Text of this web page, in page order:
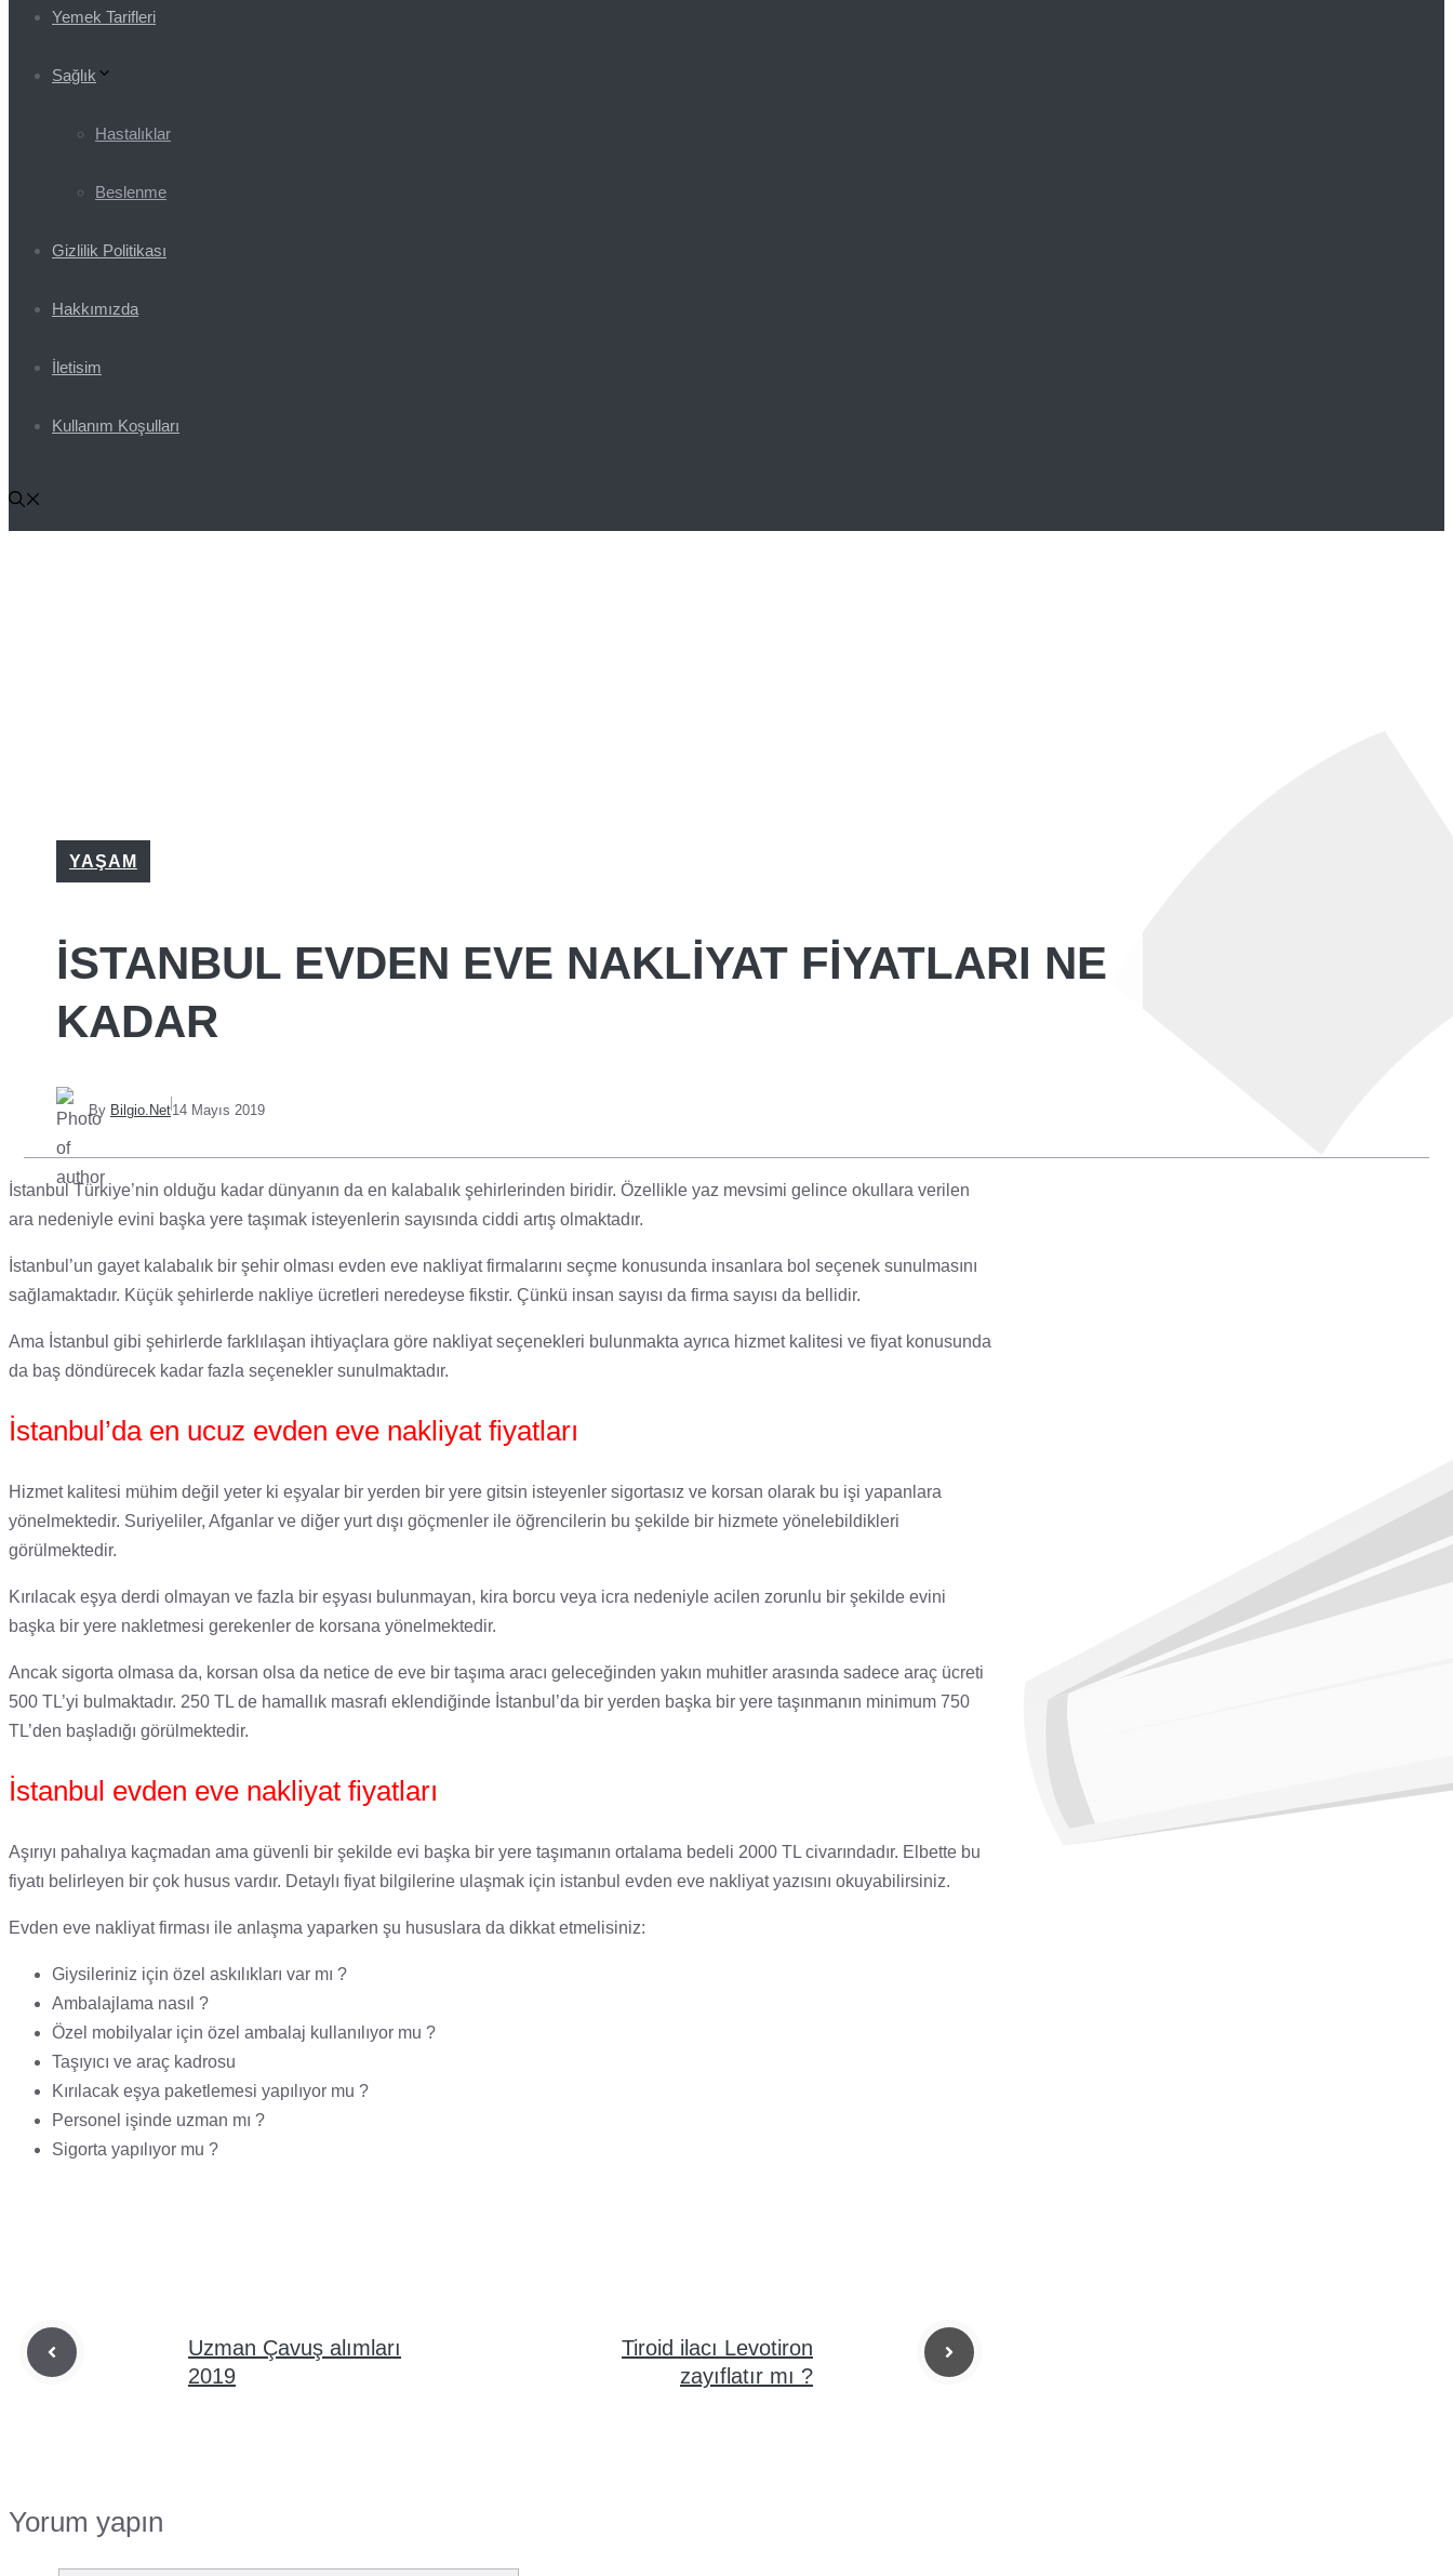
Yemek Tarifleri
Sağlık
Hastalıklar
Beslenme
Gizlilik Politikası
Hakkımızda
İletisim
Kullanım Koşulları
YAŞAM
İSTANBUL EVDEN EVE NAKLIYAT FIYATLARI NE
KADAR
By Bilgio.Net14 Mayıs 2019
İstanbul Türkiye’nin olduğu kadar dünyanın da en kalabalık şehirlerinden biridir. Özellikle yaz mevsimi gelince okullara verilen
ara nedeniyle evini başka yere taşımak isteyenlerin sayısında ciddi artış olmaktadır.
İstanbul’un gayet kalabalık bir şehir olması evden eve nakliyat firmalarını seçme konusunda insanlara bol seçenek sunulmasını
sağlamaktadır. Küçük şehirlerde nakliye ücretleri neredeyse fikstir. Çünkü insan sayısı da firma sayısı da bellidir.
Ama İstanbul gibi şehirlerde farklılaşan ihtiyaçlara göre nakliyat seçenekleri bulunmakta ayrıca hizmet kalitesi ve fiyat konusunda
da baş döndürecek kadar fazla seçenekler sunulmaktadır.
İstanbul’da en ucuz evden eve nakliyat fiyatları
Hizmet kalitesi mühim değil yeter ki eşyalar bir yerden bir yere gitsin isteyenler sigortasız ve korsan olarak bu işi yapanlara
yönelmektedir. Suriyeliler, Afganlar ve diğer yurt dışı göçmenler ile öğrencilerin bu şekilde bir hizmete yönelebildikleri
görülmektedir.
Kırılacak eşya derdi olmayan ve fazla bir eşyası bulunmayan, kira borcu veya icra nedeniyle acilen zorunlu bir şekilde evini
başka bir yere nakletmesi gerekenler de korsana yönelmektedir.
Ancak sigorta olmasa da, korsan olsa da netice de eve bir taşıma aracı geleceğinden yakın muhitler arasında sadece araç ücreti
500 TL’yi bulmaktadır. 250 TL de hamallık masrafı eklendiğinde İstanbul’da bir yerden başka bir yere taşınmanın minimum 750
TL’den başladığı görülmektedir.
İstanbul evden eve nakliyat fiyatları
Aşırıyı pahalıya kaçmadan ama güvenli bir şekilde evi başka bir yere taşımanın ortalama bedeli 2000 TL civarındadır. Elbette bu
fiyatı belirleyen bir çok husus vardır. Detaylı fiyat bilgilerine ulaşmak için istanbul evden eve nakliyat yazısını okuyabilirsiniz.
Evden eve nakliyat firması ile anlaşma yaparken şu hususlara da dikkat etmelisiniz:
Giysileriniz için özel askılıkları var mı ?
Ambalajlama nasıl ?
Özel mobilyalar için özel ambalaj kullanılıyor mu ?
Taşıyıcı ve araç kadrosu
Kırılacak eşya paketlemesi yapılıyor mu ?
Personel işinde uzman mı ?
Sigorta yapılıyor mu ?
Uzman Çavuş alımları
2019
Tiroid ilacı Levotiron
zayıflatır mı ?
Yorum yapın